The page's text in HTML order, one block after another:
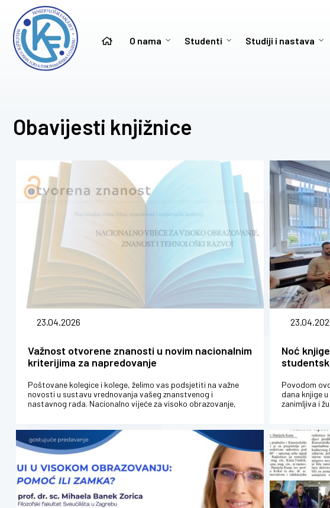
O nama Studenti Studiji i nastava
Obavijesti knjižnice
23.04.2026
Važnost otvorene znanosti u novim nacionalnim
kriterijima za napredovanje
Poštovane kolegice i kolege, želimo vas podsjetiti na važne
novosti u sustavu vrednovanja vašeg znanstvenog i
nastavnog rada. Nacionalno vijeće za visoko obrazovanje,
Noć
Povodom
dana knjige
zanimljiva i